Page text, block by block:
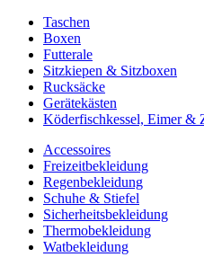
Taschen
Boxen
Futterale
Sitzkiepen & Sitzboxen
Rucksäcke
Gerätekästen
Köderfischkessel, Eimer &
Accessoires
Freizeitbekleidung
Regenbekleidung
Schuhe & Stiefel
Sicherheitsbekleidung
Thermobekleidung
Watbekleidung